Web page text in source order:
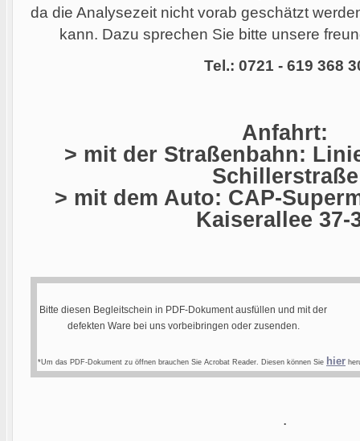
da die Analysezeit nicht vorab geschätzt
kann. Dazu sprechen Sie bitte unsere
Tel.: 0721 - 619 368
Anfahrt:
> mit der Straßenbahn:
Schillerstraße
> mit dem Auto: CAP-
Kaiserallee 37-
Bitte diesen Begleitschein in PDF-Dokument ausfüllen und mit der
defekten Ware bei uns vorbeibringen oder zusenden.
*Um das PDF-Dokument zu öffnen brauchen Sie Acrobat Reader. Diesen können Sie hier
.